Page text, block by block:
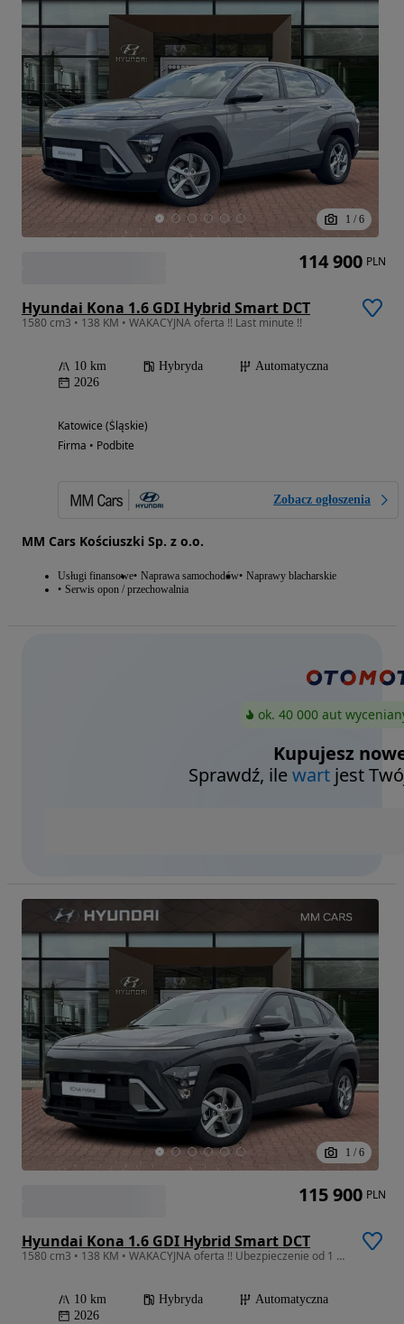
1 / 6
Hyundai Kona 1.6 GDI Hybrid Smart DCT
1580 cm3 • 138 KM • WAKACYJNA oferta !! Last minute !!
10 km Hybryda
Automatyczna
2026
Katowice (Śląskie)
Firma • Podbite
Zobacz ogłoszenia
MM Cars Kościuszki Sp. z o.o.
Usługi finansowe Naprawa samochodów Naprawy blacharskie
Serwis opon / przechowalnia
114 900 PLN
ok. 40 000 aut
Kupujesz
Sprawdź, ilewart jest
1 / 6
Hyundai Kona 1.6 GDI Hybrid Smart DCT
1580 cm3 • 138 KM • WAKACYJNA oferta !! Ubezpieczenie od 1 zł !!
10 km Hybryda
Automatyczna
2026
115 900 PLN